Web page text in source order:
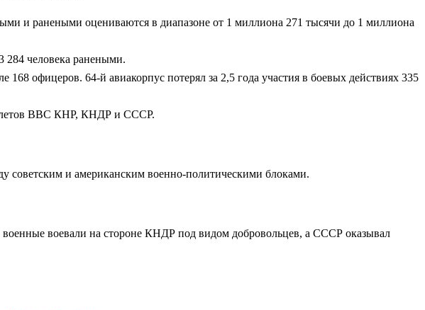
и ранеными оцениваются в диапазоне от 1 миллиона 271 тысячи до 1 миллиона
человека ранеными.
офицеров. 64-й авиакорпус потерял за 2,5 года участия в боевых действиях 335
ВВС КНР, КНДР и СССР.
советским и американским военно-политическими блоками.
воевали на стороне КНДР под видом добровольцев, а СССР оказывал